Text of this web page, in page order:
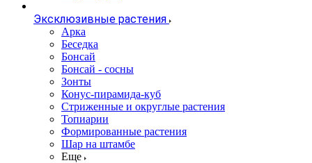
Эксклюзивные растения
Арка
Беседка
Бонсай
Бонсай - сосны
Зонты
Конус-пирамида-куб
Стриженные и округлые растения
Топиарии
Формированные растения
Шар на штамбе
Еще